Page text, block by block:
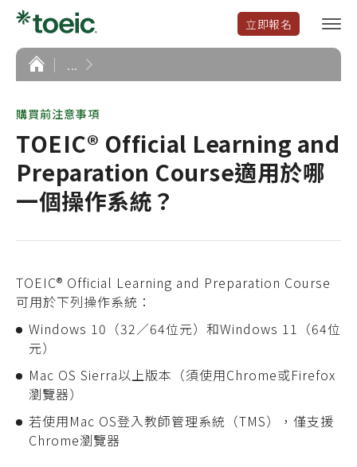
立即報名
選
單
首
頁
...
購買前注意事項
TOEIC® Official Learning and
Preparation Course適用於哪
一個操作系統？
TOEIC® Official Learning and Preparation Course
可用於下列操作系統：
Windows 10（32／64位元）和Windows 11（64位
元）
Mac OS Sierra以上版本（須使用Chrome或Firefox
瀏覽器）
若使用Mac OS登入教師管理系統（TMS），僅支援
Chrome瀏覽器